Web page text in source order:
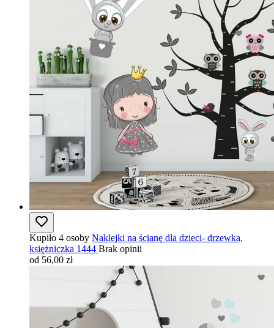
Kupiło 4 osoby Naklejki na ścianę dla dzieci- drzewka,
księżniczka 1444 Brak opinii
od 56,00 zł